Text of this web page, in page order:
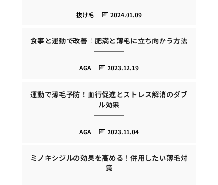
2024.01.09
抜け毛
食事と運動で改善！肥満と薄毛に立ち向かう方法
2023.12.19
AGA
運動で薄毛予防！血行促進とストレス解消のダブ
ル効果
2023.11.04
AGA
ミノキシジルの効果を高める！併用したい薄毛対
策